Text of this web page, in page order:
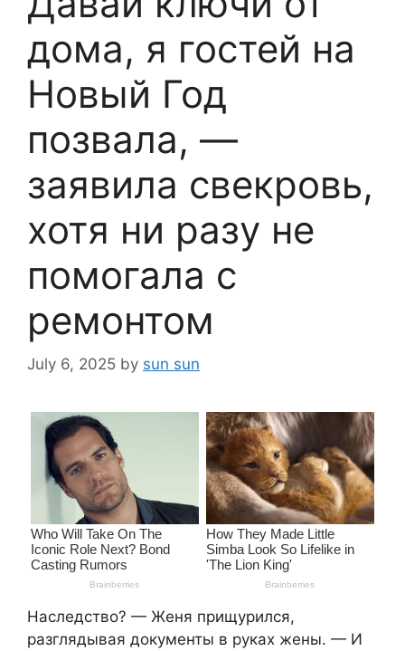
дома, я гостей на
Новый Год
позвала, —
заявила свекровь,
хотя ни разу не
помогала с
ремонтом
July 6, 2025 by sun sun
Наследство? — Женя прищурился,
разглядывая документы в руках жены. — И